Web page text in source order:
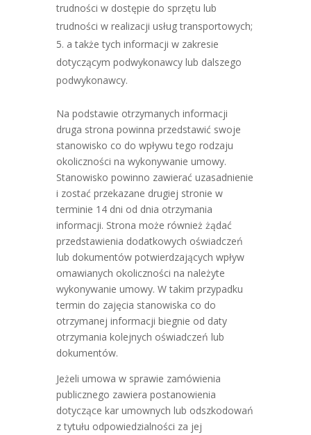
trudności w dostępie do sprzętu lub
trudności w realizacji usług transportowych;
a także tych informacji w zakresie
dotyczącym podwykonawcy lub dalszego
podwykonawcy.
Na podstawie otrzymanych informacji
druga strona powinna przedstawić swoje
stanowisko co do wpływu tego rodzaju
okoliczności na wykonywanie umowy.
Stanowisko powinno zawierać uzasadnienie
i zostać przekazane drugiej stronie w
terminie 14 dni od dnia otrzymania
informacji. Strona może również żądać
przedstawienia dodatkowych oświadczeń
lub dokumentów potwierdzających wpływ
omawianych okoliczności na należyte
wykonywanie umowy. W takim przypadku
termin do zajęcia stanowiska co do
otrzymanej informacji biegnie od daty
otrzymania kolejnych oświadczeń lub
dokumentów.
Jeżeli umowa w sprawie zamówienia
publicznego zawiera postanowienia
dotyczące kar umownych lub odszkodowań
z tytułu odpowiedzialności za jej